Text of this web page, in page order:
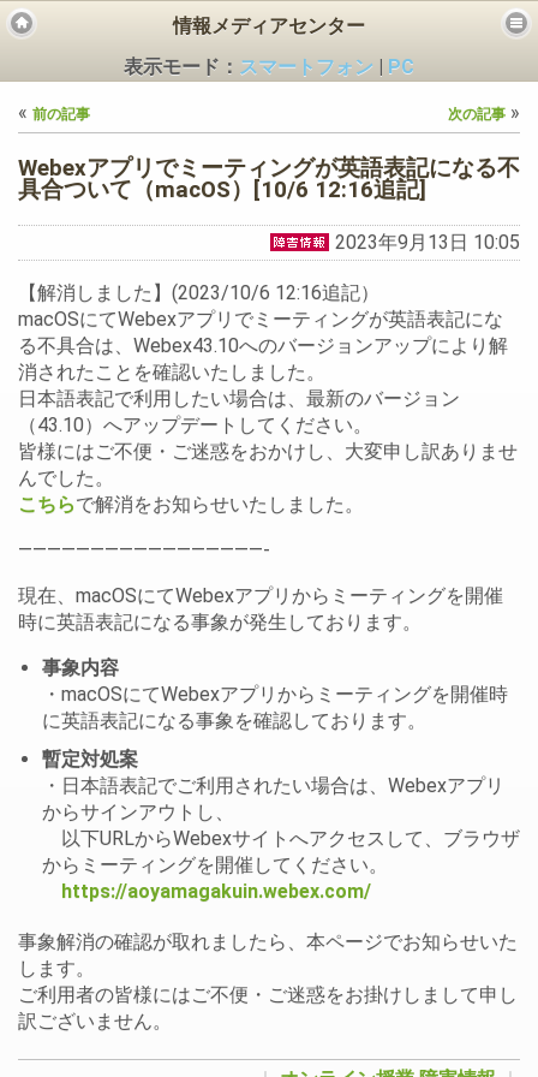
情報メディアセンター
表示モード： スマートフォン
PC
« 前の記事 次の記事 »
Webexアプリでミーティングが英語表記になる不
具合ついて（macOS）[10/6 12:16追記]
2023年9月13日 10:05
【解消しました】(2023/10/6 12:16追記）
macOSにてWebexアプリでミーティングが英語表記にな
る不具合は、Webex43.10へのバージョンアップにより解
消されたことを確認いたしました。
日本語表記で利用したい場合は、最新のバージョン
（43.10）へアップデートしてください。
皆様にはご不便・ご迷惑をおかけし、大変申し訳ありませ
んでした。
こちらで解消をお知らせいたしました。
—————————————————-
現在、macOSにてWebexアプリからミーティングを開催
時に英語表記になる事象が発生しております。
事象内容
・macOSにてWebexアプリからミーティングを開催時
に英語表記になる事象を確認しております。
暫定対処案
・日本語表記でご利用されたい場合は、Webexアプリ
からサインアウトし、
以下URLからWebexサイトへアクセスして、ブラウザ
からミーティングを開催してください。
https://aoyamagakuin.webex.com/
事象解消の確認が取れましたら、本ページでお知らせいた
します。
ご利用者の皆様にはご不便・ご迷惑をお掛けしまして申し
訳ございません。